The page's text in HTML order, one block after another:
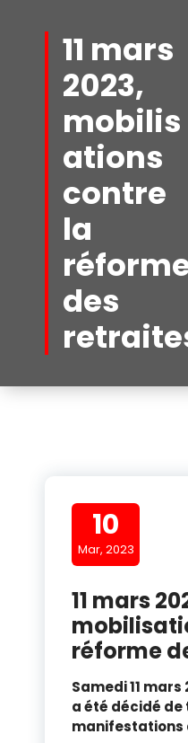
11 mars
2023,
mobilis
ations
contre
la
des
10
Mar, 2023
11 mars
réforme
Samedi 11 mars
a été décidé de
manifestations